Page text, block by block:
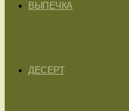
ВЫПЕЧКА
ДЕСЕРТ